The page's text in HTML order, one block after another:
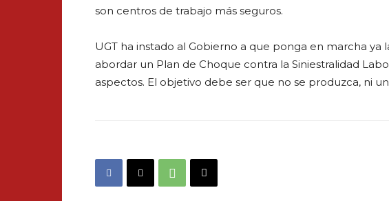
son centros de trabajo más seguros.
UGT ha instado al Gobierno a que ponga en marcha ya
abordar un Plan de Choque contra la Siniestralidad
aspectos. El objetivo debe ser que no se produzca, ni